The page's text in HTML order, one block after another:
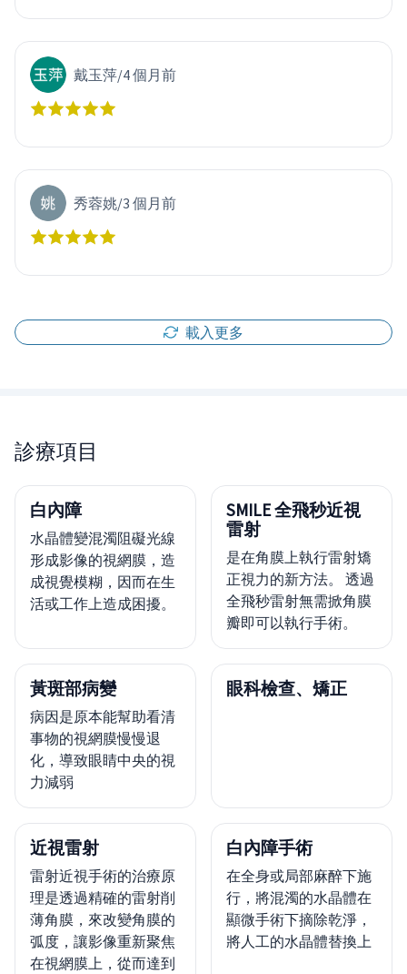
戴玉萍/4 個月前
秀蓉姚/3 個月前
載入更多
診療項目
白內障
水晶體變混濁阻礙光線
形成影像的視網膜，造
成視覺模糊，因而在生
活或工作上造成困擾。
SMILE 全飛秒近視
雷射
是在角膜上執行雷射矯
正視力的新方法。 透過
全飛秒雷射無需掀角膜
瓣即可以執行手術。
黃斑部病變
病因是原本能幫助看清
事物的視網膜慢慢退
化，導致眼睛中央的視
力減弱
眼科檢查、矯正
近視雷射
雷射近視手術的治療原
理是透過精確的雷射削
薄角膜，來改變角膜的
弧度，讓影像重新聚焦
在視網膜上，從而達到
白內障手術
在全身或局部麻醉下施
行，將混濁的水晶體在
顯微手術下摘除乾淨，
將人工的水晶體替換上